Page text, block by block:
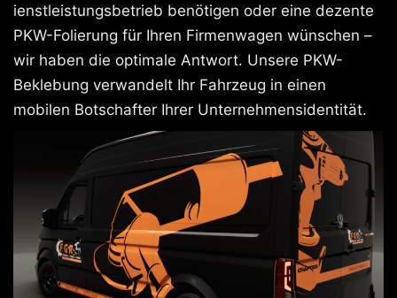
ienstleistungsbetrieb benötigen oder eine dezente
PKW-Folierung für Ihren Firmenwagen wünschen –
wir haben die optimale Antwort. Unsere PKW-
Beklebung verwandelt Ihr Fahrzeug in einen
mobilen Botschafter Ihrer Unternehmensidentität.